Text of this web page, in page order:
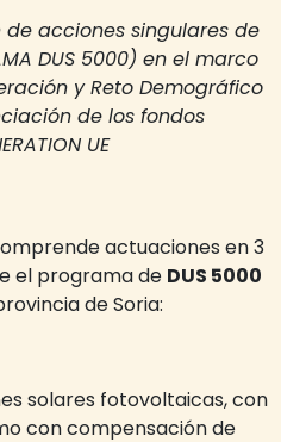
acciones singulares de
DUS 5000) en el marco
y Reto Demográfico
de los fondos
UE
actuaciones en 3
el programa de DUS 5000
de Soria:
solares fotovoltaicas, con
con compensación de